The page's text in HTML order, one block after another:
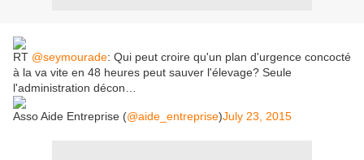
RT @seymourade: Qui peut croire qu'un plan d'urgence concocté
à la va vite en 48 heures peut sauver l'élevage? Seule
l'administration décon…
Asso Aide Entreprise (@aide_entreprise)July 23, 2015